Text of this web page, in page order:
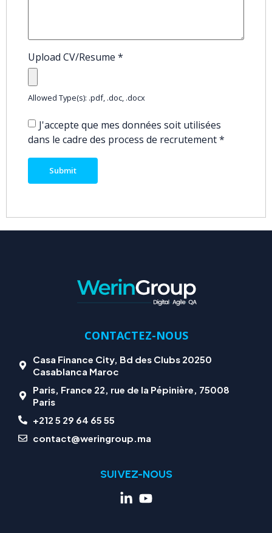
Upload CV/Resume *
Allowed Type(s): .pdf, .doc, .docx
J'accepte que mes données soit utilisées
dans le cadre des process de recrutement*
CONTACTEZ-NOUS
Casa Finance City, Bd des Clubs 20250
Casablanca Maroc
Paris, France 22, rue de la Pépinière, 75008
Paris
+212 5 29 64 65 55
contact@weringroup.ma
SUIVEZ-NOUS